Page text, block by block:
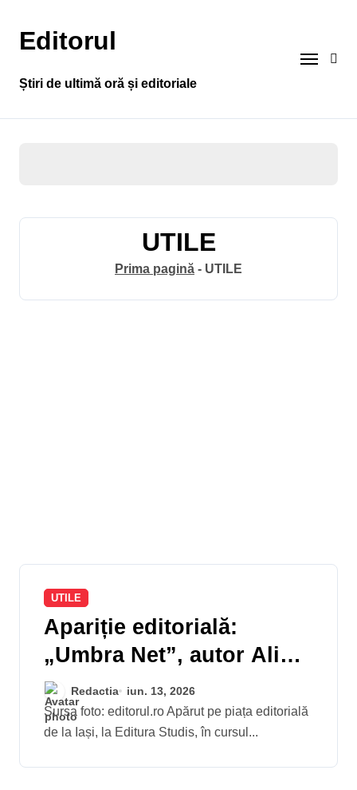
conținut
Editorul
Știri de ultimă oră și editoriale
UTILE
Prima pagină - UTILE
UTILE
Apariție editorială:
„Umbra Net”, autor Alin
Crivineanu
Redactia iun. 13, 2026
Sursa foto: editorul.ro Apărut pe piața editorială
de la Iași, la Editura Studis, în cursul...